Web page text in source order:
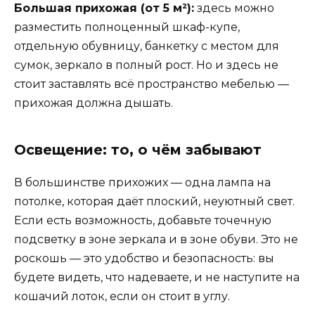
Большая прихожая (от 5 м²): здесь можно
разместить полноценный шкаф-купе,
отдельную обувницу, банкетку с местом для
сумок, зеркало в полный рост. Но и здесь не
стоит заставлять всё пространство мебелью —
прихожая должна дышать.
Освещение: то, о чём забывают
В большинстве прихожих — одна лампа на
потолке, которая даёт плоский, неуютный свет.
Если есть возможность, добавьте точечную
подсветку в зоне зеркала и в зоне обуви. Это не
роскошь — это удобство и безопасность: вы
будете видеть, что надеваете, и не наступите на
кошачий лоток, если он стоит в углу.